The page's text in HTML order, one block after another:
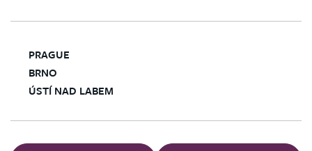
PRAGUE
BRNO
ÚSTÍ NAD LABEM